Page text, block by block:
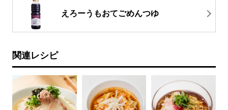
えろーうもおてごめんつゆ
関連レシピ